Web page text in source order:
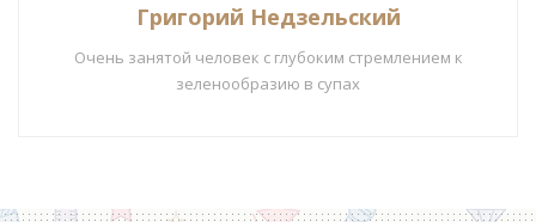
Григорий Недзельский
Очень занятой человек с глубоким стремлением к
зеленообразию в супах